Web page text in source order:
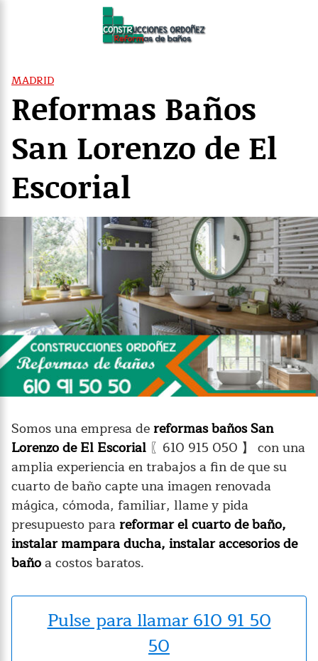
MADRID
Reformas Baños
San Lorenzo de El
Escorial
Somos una empresa dereformas baños San
Lorenzo de El Escorial 〖610 915 050 】 con una
amplia experiencia en trabajos a fin de que su
cuarto de baño capte una imagen renovada
mágica, cómoda, familiar, llame y pida
presupuesto parareformar el cuarto de baño,
instalar mampara ducha, instalar accesorios de
bañoa costos baratos.
Pulse para llamar 610 91 50
50